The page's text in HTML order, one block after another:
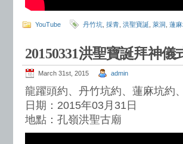
YouTube 丹竹坑 採青 洪聖寶誕 萊洞 蓮
20150331洪聖寶誕拜神儀
March 31st, 2015 admin
龍躍頭約、丹竹坑約、蓮麻坑約
日期：2015年03月31日
地點：孔嶺洪聖古廟